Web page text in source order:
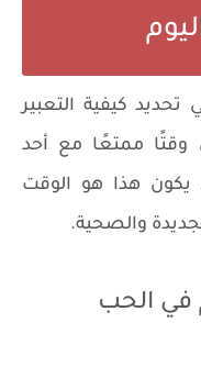
كيفية التعبير
ممتعًا مع أحد
يكون هذا هو الوقت
والصحية.
في الحب